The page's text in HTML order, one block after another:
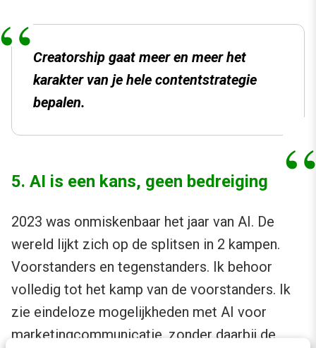
Creatorship gaat meer en meer het
karakter van je hele contentstrategie
bepalen.
5. AI is een kans, geen bedreiging
2023 was onmiskenbaar het jaar van AI. De
wereld lijkt zich op de splitsen in 2 kampen.
Voorstanders en tegenstanders. Ik behoor
volledig tot het kamp van de voorstanders. Ik
zie eindeloze mogelijkheden met AI voor
marketingcommunicatie, zonder daarbij de